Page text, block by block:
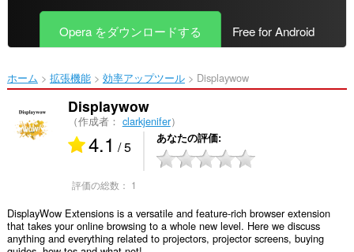
ツ
移
Opera をダウンロードする Free for Android
ホーム 拡張機能 効率アップツール Displaywow‎
Displaywow
（作成者： clarkjenifer）
4.1 / 5 あなたの評価
評価の総数： 1
DisplayWow Extensions is a versatile and feature-rich browser extension
that takes your online browsing to a whole new level. Here we discuss
anything and everything related to projectors, projector screens, buying